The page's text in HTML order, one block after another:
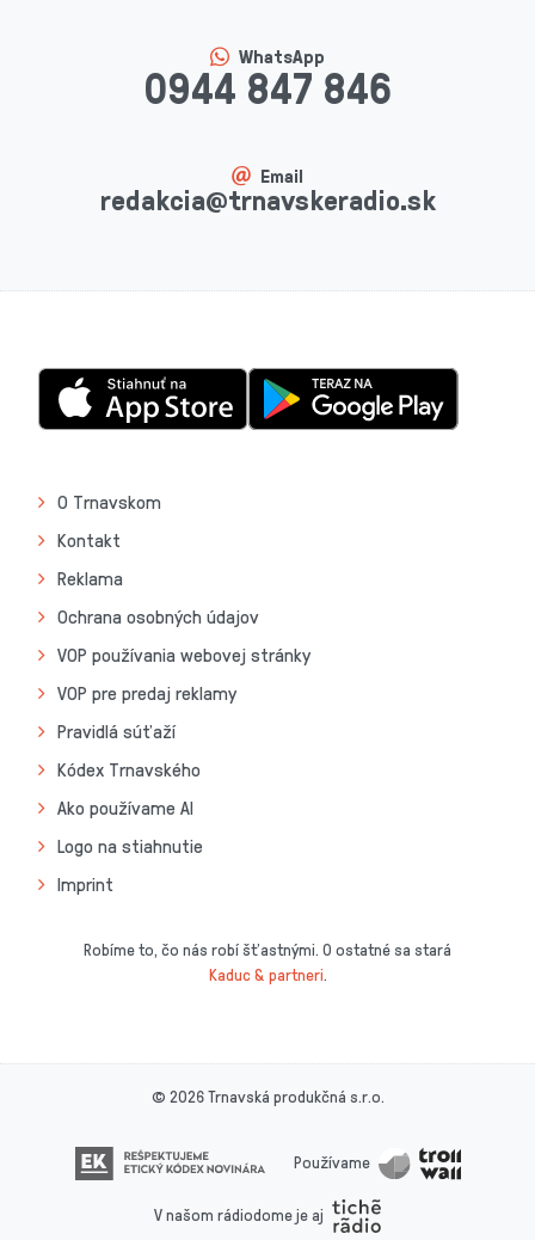
WhatsApp
0944 847 846
Email
redakcia@trnavskeradio.sk
O Trnavskom
Kontakt
Reklama
Ochrana osobných údajov
VOP používania webovej stránky
VOP pre predaj reklamy
Pravidlá súťaží
Kódex Trnavského
Ako používame AI
Logo na stiahnutie
Imprint
Robíme to, čo nás robí šťastnými. O ostatné sa stará
Kaduc & partneri.
© 2026 Trnavská produkčná s.r.o.
Používame
V našom rádiodome je aj